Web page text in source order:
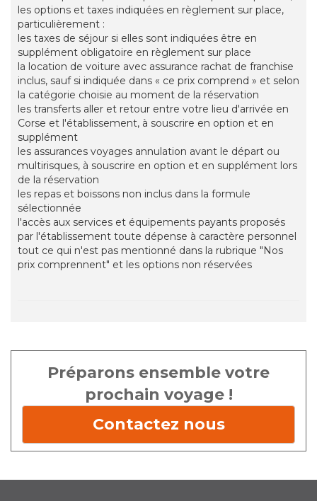
les options et taxes indiquées en règlement sur place,
particulièrement :
les taxes de séjour si elles sont indiquées être en
supplément obligatoire en règlement sur place
la location de voiture avec assurance rachat de franchise
inclus, sauf si indiquée dans « ce prix comprend » et selon
la catégorie choisie au moment de la réservation
les transferts aller et retour entre votre lieu d'arrivée en
Corse et l'établissement, à souscrire en option et en
supplément
les assurances voyages annulation avant le départ ou
multirisques, à souscrire en option et en supplément lors
de la réservation
les repas et boissons non inclus dans la formule
sélectionnée
l'accès aux services et équipements payants proposés
par l'établissement toute dépense à caractère personnel
tout ce qui n'est pas mentionné dans la rubrique "Nos
prix comprennent" et les options non réservées
Préparons ensemble votre
prochain voyage !
Contactez nous